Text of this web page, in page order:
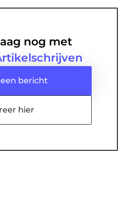
nog met
bericht
hier